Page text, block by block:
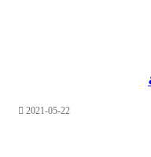
2021-05-22